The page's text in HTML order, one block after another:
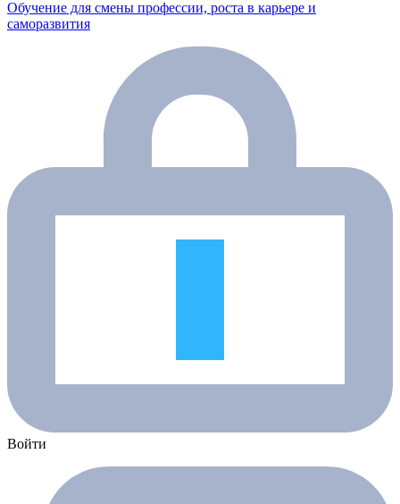
Обучение для смены профессии, роста в карьере и
саморазвития
Войти